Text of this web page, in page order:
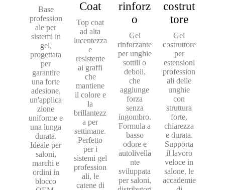
Base
profession
ale per
sistemi in
gel,
progettata
per
garantire
una forte
adesione,
un'applica
zione
uniforme e
una lunga
durata.
Ideale per
saloni,
marchi e
ordini in
blocco
Coat
Top coat
ad alta
lucentezza
e
resistente
ai graffi
che
mantiene
il colore e
la
brillantezz
a per
settimane.
Perfetto
per i
sistemi gel
profession
ali, le
catene di
rinforz
o
Gel
rinforzante
per unghie
sottili o
deboli,
che
aggiunge
forza
senza
ingombro.
Formula a
basso
odore e
autolivella
nte
sviluppata
per saloni,
costrut
tore
Gel
costruttore
per
estensioni
profession
ali delle
unghie
con
struttura
forte,
chiarezza
e durata.
Supporta
il lavoro
veloce in
salone, le
accademie